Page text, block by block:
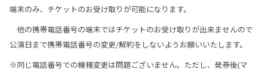
端末のみ、チケットのお受け取りが可能になります。
他の携帯電話番号の端末ではチケットのお受け取りが出来ませんので
公演日まで携帯電話番号の変更/解約をしないようお願いいたします。
※同じ電話番号での機種変更は問題ございません。ただし、発券後(マ